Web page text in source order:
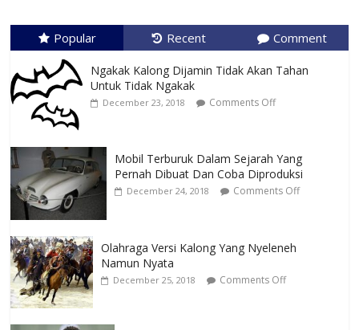
Popular Recent Comment
Ngakak Kalong Dijamin Tidak Akan Tahan
Untuk Tidak Ngakak
December 23, 2018 Comments Off
Mobil Terburuk Dalam Sejarah Yang
Pernah Dibuat Dan Coba Diproduksi
December 24, 2018 Comments Off
Olahraga Versi Kalong Yang Nyeleneh
Namun Nyata
December 25, 2018 Comments Off